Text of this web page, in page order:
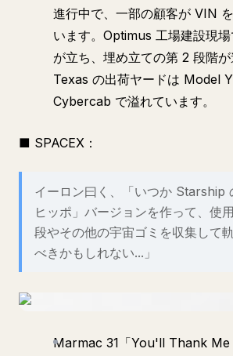
進行中で、一部の顧客が VIN
います。Optimus 工場建設現
が立ち、埋め立ての第 2 段階
Texas の出荷ヤードは Model
Cybercab で溢れています。
■ SPACEX：
イーロン曰く、「いつか Starship
ヒッポ」バージョンを作って、使
段やその他の宇宙ゴミを収集して
べきかもしれない...」
Marmac 31「You'll Thank Me